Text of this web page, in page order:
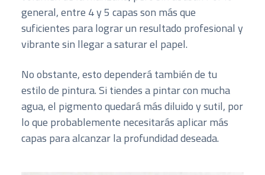
general, entre 4 y 5 capas son más que
suficientes para lograr un resultado profesional y
vibrante sin llegar a saturar el papel.
No obstante, esto dependerá también de tu
estilo de pintura. Si tiendes a pintar con mucha
agua, el pigmento quedará más diluido y sutil, por
lo que probablemente necesitarás aplicar más
capas para alcanzar la profundidad deseada.